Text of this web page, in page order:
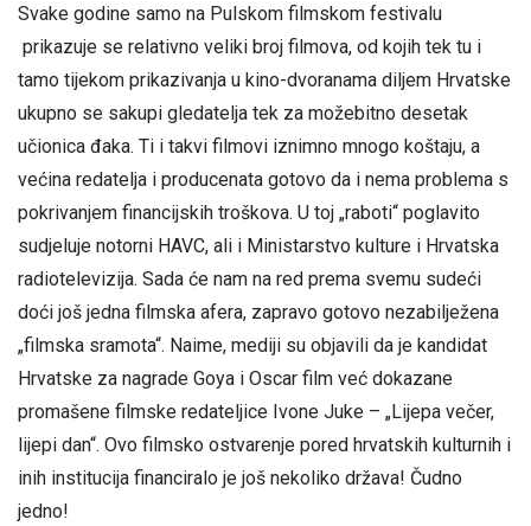
Svake godine samo na Pulskom filmskom festivalu
prikazuje se relativno veliki broj filmova, od kojih tek tu i
tamo tijekom prikazivanja u kino-dvoranama diljem Hrvatske
ukupno se sakupi gledatelja tek za možebitno desetak
učionica đaka. Ti i takvi filmovi iznimno mnogo koštaju, a
većina redatelja i producenata gotovo da i nema problema s
pokrivanjem financijskih troškova. U toj „raboti“ poglavito
sudjeluje notorni HAVC, ali i Ministarstvo kulture i Hrvatska
radiotelevizija. Sada će nam na red prema svemu sudeći
doći još jedna filmska afera, zapravo gotovo nezabilježena
„filmska sramota“. Naime, mediji su objavili da je kandidat
Hrvatske za nagrade Goya i Oscar film već dokazane
promašene filmske redateljice Ivone Juke – „Lijepa večer,
lijepi dan“. Ovo filmsko ostvarenje pored hrvatskih kulturnih i
inih institucija financiralo je još nekoliko država! Čudno
jedno!